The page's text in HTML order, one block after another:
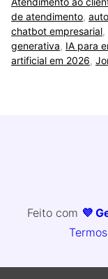
de atendimento,
chatbot empresarial,
generativa, IA para
artificial em 2026,
Feito com 💜